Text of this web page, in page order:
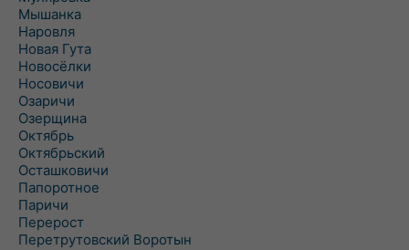
Мышанка
Наровля
Новая Гута
Новосёлки
Носовичи
Озаричи
Озерщина
Октябрь
Октябрьский
Осташковичи
Папоротное
Паричи
Перерост
Перетрутовский Воротын